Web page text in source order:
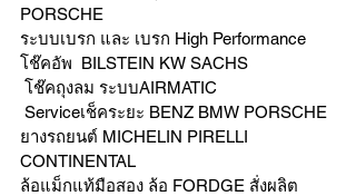
PORSCHE
ระบบเบรก และ เบรก High Performance
โช๊คอัพ  BILSTEIN KW SACHS
โช๊คถุงลม ระบบAIRMATIC
Serviceเช็คระยะ BENZ BMW PORSCHE
ยางรถยนต์ MICHELIN PIRELLI
CONTINENTAL
ล้อแม็กแท้มือสอง ล้อ FORDGE สั่งผลิต